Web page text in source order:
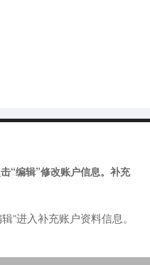
“编辑”修改账户信息。补充
”进入补充账户资料信息。